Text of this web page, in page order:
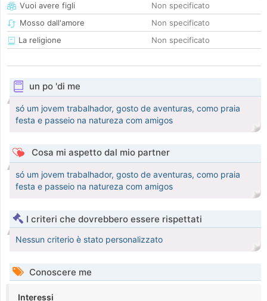
Vuoi avere figli
Non specificato
Mosso dall'amore
Non specificato
La religione
Non specificato
un po 'di me
só um jovem trabalhador, gosto de aventuras, como praia
festa e passeio na natureza com amigos
Cosa mi aspetto dal mio partner
só um jovem trabalhador, gosto de aventuras, como praia
festa e passeio na natureza com amigos
I criteri che dovrebbero essere rispettati
Nessun criterio è stato personalizzato
Conoscere me
Interessi